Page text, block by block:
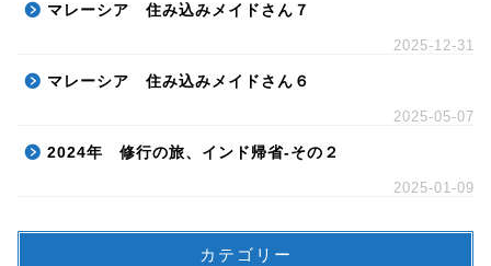
マレーシア 住み込みメイドさん７
2025-12-31
マレーシア 住み込みメイドさん６
2025-05-07
2024年 修行の旅、インド帰省-その２
2025-01-09
カテゴリー